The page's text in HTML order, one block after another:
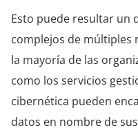
Esto puede resultar un
complejos de múltiples
la mayoría de las
como los servicios
cibernética pueden
datos en nombre de